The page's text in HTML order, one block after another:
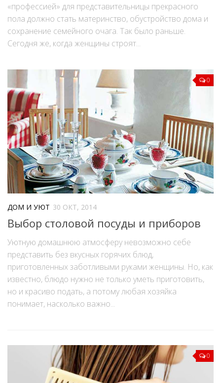
«профессией» для представительницы прекрасного
пола должно стать материнство, обустройство дома и
сохранение семейного очага. Так было раньше.
Сегодня же, когда женщины строят...
0
ДОМ И УЮТ 30 ОКТ, 2014
Выбор столовой посуды и приборов
Уютную домашнюю атмосферу невозможно себе
представить без вкусных горячих блюд,
приготовленных заботливыми руками женщины. Но, как
известно, блюдо нужно не только уметь приготовить,
но и красиво подать, а потому любая хозяйка
понимает, насколько важно...
0